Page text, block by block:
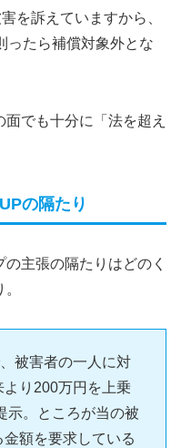
を訴えていますから、
ったら補償対象外とな
でも十分に「法を超え
の隔たり
主張の隔たりはどのく
被害者の一人に対
より200万円を上乗
示。ところが当の被
額を要求している